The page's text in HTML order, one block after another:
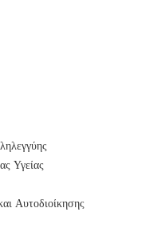
Υγείας
Αυτοδιοίκησης